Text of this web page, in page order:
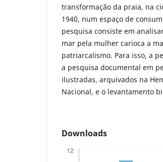
transformação da praia, na
1940, num espaço de
pesquisa consiste em
mar pela mulher carioca a
patriarcalismo. Para isso, a
a pesquisa documental em
ilustradas, arquivados na
Nacional, e o levantamento
Downloads